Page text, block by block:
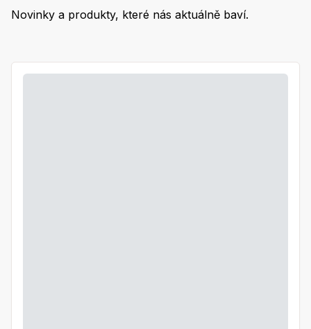
Novinky a produkty, které nás aktuálně baví.